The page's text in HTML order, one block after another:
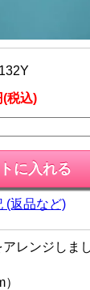
(税込)
(返品など)
レンジしまし